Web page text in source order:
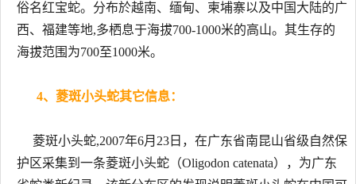
俗名红宝蛇。分布於越南、缅甸、柬埔寨以及中国大陆的广
西、福建等地,多栖息于海拔700-1000米的高山。其生存的
海拔范围为700至1000米。
4、菱斑小头蛇其它信息：
菱斑小头蛇,2007年6月23日，在广东省南昆山省级自然保
护区采集到一条菱斑小头蛇（Oligodon catenata），为广东